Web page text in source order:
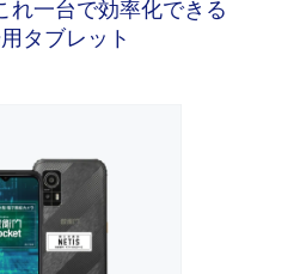
れ一台で効率化できる
タブレット